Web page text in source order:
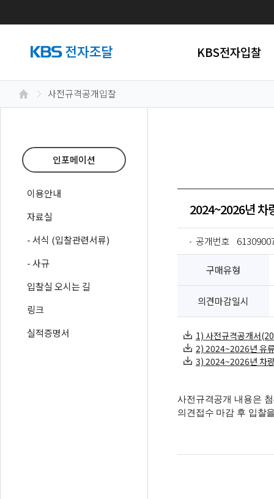
KBS전자입찰
사전규격공개입찰
인포메이션
이용안내
자료실
- 서식 (입찰관련서류)
- 사규
입찰실 오시는 길
링크
실적증명서
2024~2026년 차
공개번호
구매유형
의견마감일시
1) 사전규격공개서
2) 2024~2026년 유
3) 2024~2026년 차
사전규격공개 내용은
의견접수 마감 후 입찰